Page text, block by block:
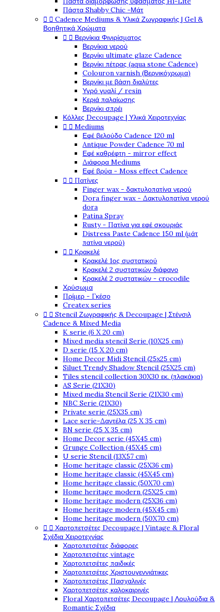
Πάστα Shabby Chic -Μάτ
  Cadence Mediums & Υλικά Ζωγραφικής | Gel &
Βοηθητικά Χρώματα
  Βερνίκια Φινιρίσματος
Βερνίκια νερού
Βερνίκι ultimate glaze Cadence
Βερνίκι πέτρας (aqua stone Cadence)
Colouron varnish (Βερνικόχρωμα)
Βερνίκι με βάση διαλύτες
Υγρό γυαλί / resin
Κεριά παλαίωσης
Βερνίκι σπρέι
Κόλλες Decoupage | Υλικά Χειροτεχνίας
  Mediums
Εφέ βελούδο Cadence 120 ml
Antique Powder Cadence 70 ml
Εφέ καθρέφτη - mirror effect
Διάφορα Mediums
Εφέ βρύα - Moss effect Cadence
  Πατίνες
Finger wax - δακτυλοπατίνα νερού
Dora finger wax - Δακτυλοπατίνα νερού
dora
Patina Spray
Rusty - Πατίνα για εφέ σκουριάς
Distress Paste Cadence 150 ml (μάτ
πατίνα νερού)
  Κρακελέ
Κρακελέ 1ος συστατικού
Κρακελέ 2 συστατικών διάφανο
Κρακελέ 2 συστατικών - crocodile
Χρύσωμα
Πρίμερ - Γκέσο
Createx series
  Stencil Ζωγραφικής & Decoupage | Στένσιλ
Cadence & Mixed Media
K serie (6 X 20 cm)
Mixed media stencil Serie (10X25 cm)
D serie (15 X 20 cm)
Home Decor Midi Stencil (25x25 cm)
Siluet Trendy Shadow Stencil (25X25 cm)
Tiles stencil collection 30X30 εκ. (πλακάκια)
AS Serie (21X30)
Mixed media Stencil Serie (21X30 cm)
NBC Serie (21X30)
Private serie (25X35 cm)
Lace serie-Δαντέλα (25 X 35 cm)
BN serie (25 X 35 cm)
Home Decor serie (45X45 cm)
Grunge Collection (45X45 cm)
U serie Stencil (13X57 cm)
Home heritage classic (25X36 cm)
Home heritage classic (45X45 cm)
Home heritage classic (50X70 cm)
Home heritage modern (25X25 cm)
Home heritage modern (25X36 cm)
Home heritage modern (45X45 cm)
Home heritage modern (50X70 cm)
  Χαρτοπετσέτες Decoupage | Vintage & Floral
Σχέδια Χειροτεχνίας
Χαρτοπετσέτες διάφορες
Χαρτοπετσέτες vintage
Χαρτοπετσέτες παιδικές
Χαρτοπετσέτες Χριστουγεννιάτικες
Χαρτοπετσέτες Πασχαλινές
Χαρτοπετσέτες καλοκαιρινές
Floral Χαρτοπετσέτες Decoupage | Λουλούδια &
Romantic Σχέδια